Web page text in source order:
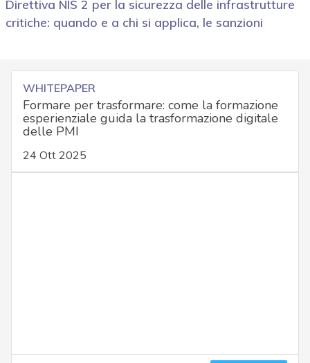
Direttiva NIS 2 per la sicurezza delle infrastrutture
critiche: quando e a chi si applica, le sanzioni
WHITEPAPER
Formare per trasformare: come la formazione
esperienziale guida la trasformazione digitale
delle PMI
24 Ott 2025